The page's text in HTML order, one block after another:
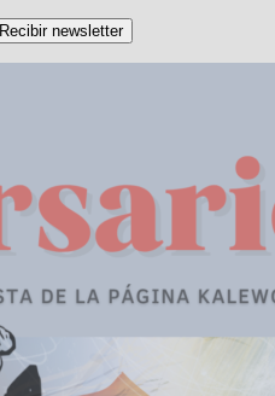
Recibir newsletter